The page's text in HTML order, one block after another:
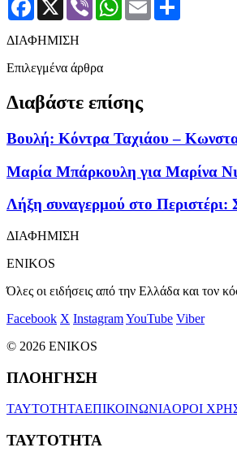
ΔΙΑΦΗΜΙΣΗ
Επιλεγμένα άρθρα
Διαβάστε επίσης
Βουλή: Κόντρα Ταχιάου –
Μαρία Μπάρκουλη για Μαρίνα
Λήξη συναγερμού στο Περιστέρι:
ΔΙΑΦΗΜΙΣΗ
ENIKOS
Όλες οι ειδήσεις από την Ελλάδα και τον
Facebook X InstagramYouTube Viber
© 2026 ENIKOS
ΠΛΟΗΓΗΣΗ
ΤΑΥΤΟΤΗΤΑΕΠΙΚΟΙΝΩΝΙΑΟΡΟΙ
ΤΑΥΤΟΤΗΤΑ